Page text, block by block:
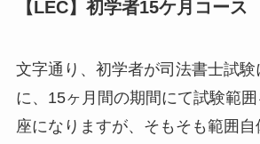
【LEC】初学者15ケ月コース
文字通り、初学者が司法書士試
に、15ヶ月間の期間にて試験範
座になりますが、そもそも範囲